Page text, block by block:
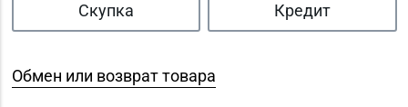
Скупка Кредит
Обмен или возврат товара